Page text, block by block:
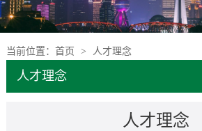
当前位置： 首页 > 人才理念
人才理念
人才理念